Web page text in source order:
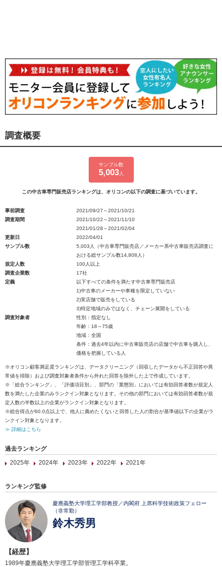
調査概要
サンプル数
5,003人
この中古車専門販売店ランキングは、オリコンの以下の調査に基づいています。
事前調査
2021/09/27～2021/10/21
調査期間
2021/10/22～2021/11/10
2021/01/28～2021/02/04
更新日
2022/04/01
サンプル数
5,003人（中古車専門販売店／メーカー系中古車販売店調査に
おける総サンプル数14,808人）
規定人数
100人以上
調査企業数
17社
定義
以下すべての条件を満たす中古車専門販売店
1)中古車のメーカーや車種を限定していない
2)実店舗で販売をしている
3)特定地域のみではなく、チェーン展開をしている
調査対象者
性別：指定なし
年齢：18～75歳
地域：全国
条件：過去4年以内に中古車販売店の店舗で中古車を購入し、
価格を把握している人
※オリコン顧客満足度ランキングは、データクリーニング（回収したデータから不正回答や異
常値を排除）および調査対象者条件から外れた回答を除外した上で作成しています。
※「総合ランキング」、「評価項目別」、部門の「業態別」においては有効回答者数が規定人
数を満たした企業のみランクイン対象となります。その他の部門においては有効回答者数が規
定人数の半数以上の企業がランクイン対象となります。
※総合得点が60.0点以上で、他人に薦めたくないと回答した人の割合が基準値以下の企業がラ
ンクイン対象となります。
≫ 詳細はこちら
過去ランキング
2025年
2024年 2023年 2022年 2021年
ランキング監修
慶應義塾大学理工学部教授／内閣府 上席科学技術政策フェロー
（非常勤）
鈴木秀男
【経歴】
1989年慶應義塾大学理工学部管理工学科卒業。